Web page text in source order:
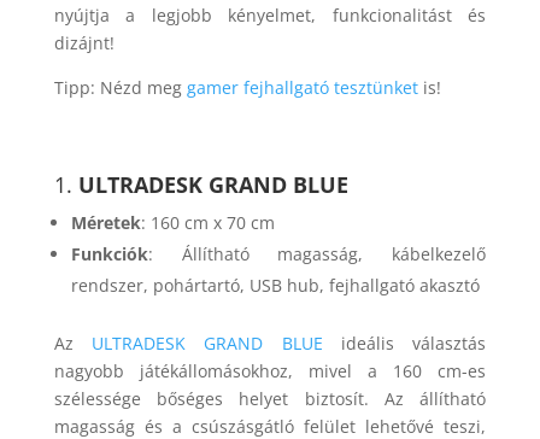
nyújtja a legjobb kényelmet, funkcionalitást és
dizájnt!
Tipp: Nézd meg gamer fejhallgató tesztünketis!
1. ULTRADESK GRAND BLUE
Méretek: 160 cm x 70 cm
Funkciók: Állítható magasság, kábelkezelő
rendszer, pohártartó, USB hub, fejhallgató akasztó
Az ULTRADESK GRAND BLUE ideális választás
nagyobb játékállomásokhoz, mivel a 160 cm-es
szélessége bőséges helyet biztosít. Az állítható
magasság és a csúszásgátló felület lehetővé teszi,